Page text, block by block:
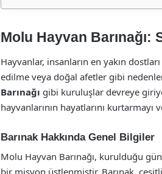
Molu Hayvan Barınağı:
Hayvanlar, insanların en yakın
edilme veya doğal afetler gibi
Barınağı gibi kuruluşlar devreye
hayvanlarının hayatlarını
Barınak Hakkında Genel Bilgiler
Molu Hayvan Barınağı, kurulduğu
bir misyon üstlenmiştir. Barınak,